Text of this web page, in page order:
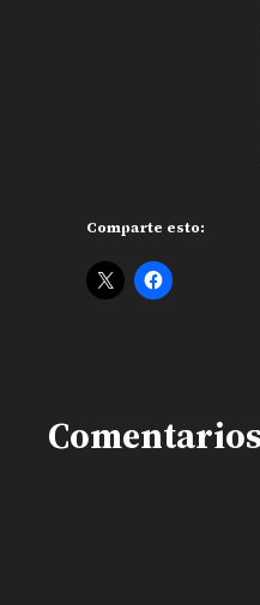
Comparte esto:
Comentarios